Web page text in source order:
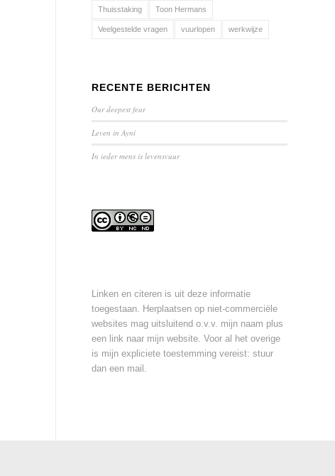
Thuisstaking Toon Hermans
Veelgestelde vragen vuurlopen werkwijze
RECENTE BERICHTEN
Our deepest fear
Leven in Ayni
In ieder mens is levensvuur
Linken en citeren is uit deze informatie
toegestaan. Herplaatsen op niet-commerciële
websites mag uitsluitend o.v.v. mijn naam plus
een link naar mijn website. Voor al het overige
is mijn expliciete toestemming vereist: stuur
dan een mail .